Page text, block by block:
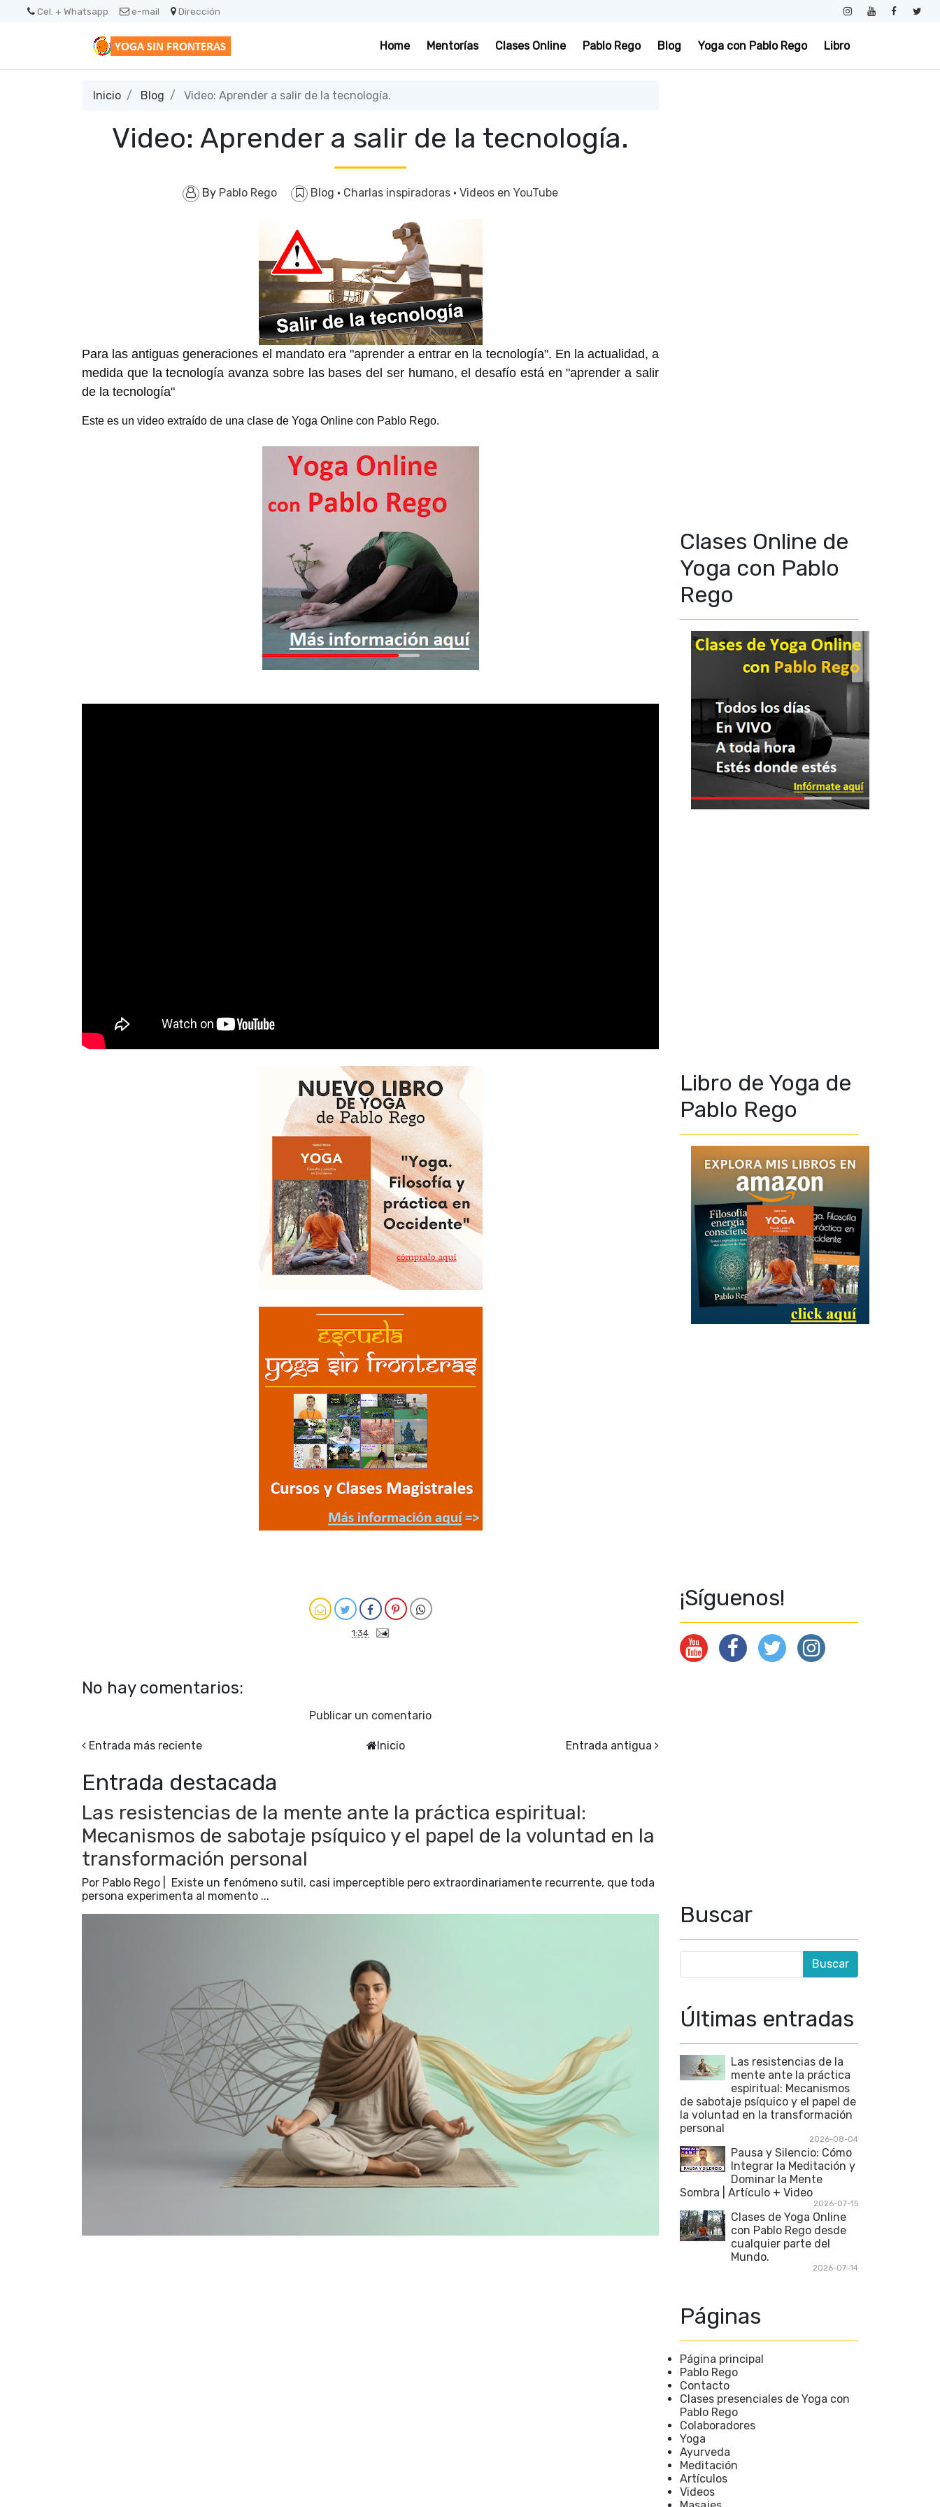
Cel. + Whatsapp e-mail Dirección
Home Mentorías Clases Online Pablo Rego Blog Yoga con Pablo Rego Libro
Inicio Blog Video: Aprender a salir de la tecnología.
Video: Aprender a salir de la tecnología.
By Pablo Rego Blog · Charlas inspiradoras · Videos en YouTube
Para las antiguas generaciones el mandato era "aprender a entrar en la tecnología". En la actualidad, a
medida que la tecnología avanza sobre las bases del ser humano, el desafío está en "aprender a salir
de la tecnología"
Este es un video extraído de una clase de Yoga Online con Pablo Rego.
1:34
No hay comentarios:
Publicar un comentario
Entrada más reciente Entrada antigua
Inicio
Entrada destacada
Las resistencias de la mente ante la práctica espiritual:
Mecanismos de sabotaje psíquico y el papel de la voluntad en la
transformación personal
Por Pablo Rego | Existe un fenómeno sutil, casi imperceptible pero extraordinariamente recurrente, que toda
persona experimenta al momento ...
Clases Online de
Yoga con Pablo
Rego
Libro de Yoga de
Pablo Rego
¡Síguenos!
Buscar
Últimas entradas
Las resistencias de la
mente ante la práctica
espiritual: Mecanismos
de sabotaje psíquico y el papel de
la voluntad en la transformación
personal
2026-08-04
Pausa y Silencio: Cómo
Integrar la Meditación y
Dominar la Mente
Sombra | Artículo + Video
2026-07-15
Clases de Yoga Online
con Pablo Rego desde
cualquier parte del
Mundo.
2026-07-14
Páginas
Página principal
Pablo Rego
Contacto
Clases presenciales de Yoga con
Pablo Rego
Colaboradores
Yoga
Ayurveda
Meditación
Artículos
Videos